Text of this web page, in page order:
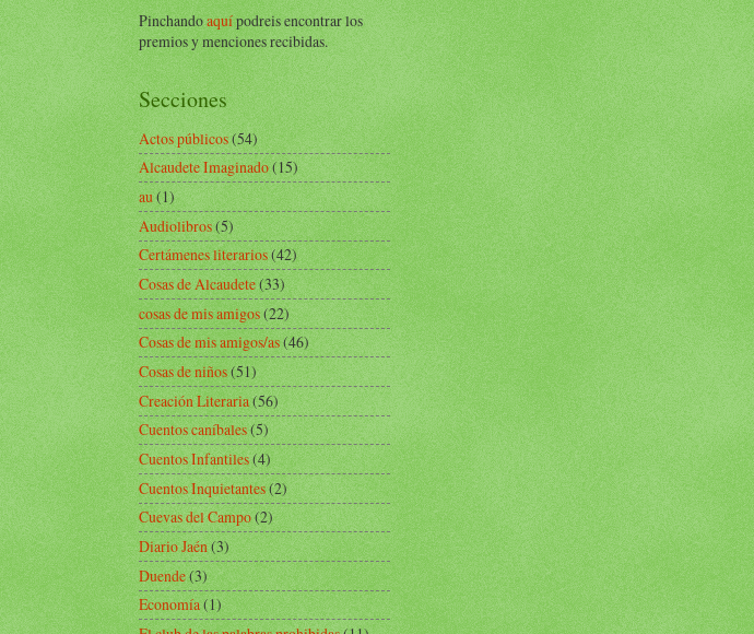
Pinchandoaquípodreis encontrar los
premios y menciones recibidas.
Secciones
Actos públicos(54)
Alcaudete Imaginado(15)
au(1)
Audiolibros(5)
Certámenes literarios(42)
Cosas de Alcaudete(33)
cosas de mis amigos(22)
Cosas de mis amigos/as(46)
Cosas de niños(51)
Creación Literaria(56)
Cuentos caníbales(5)
Cuentos Infantiles(4)
Cuentos Inquietantes(2)
Cuevas del Campo(2)
Diario Jaén(3)
Duende(3)
Economía(1)